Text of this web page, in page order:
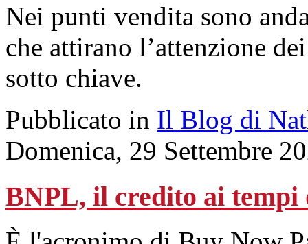
Nei punti vendita sono
che attirano l’attenzione
sotto chiave.
Pubblicato in Il Blog di
Domenica, 29 Settembre
BNPL, il credito ai